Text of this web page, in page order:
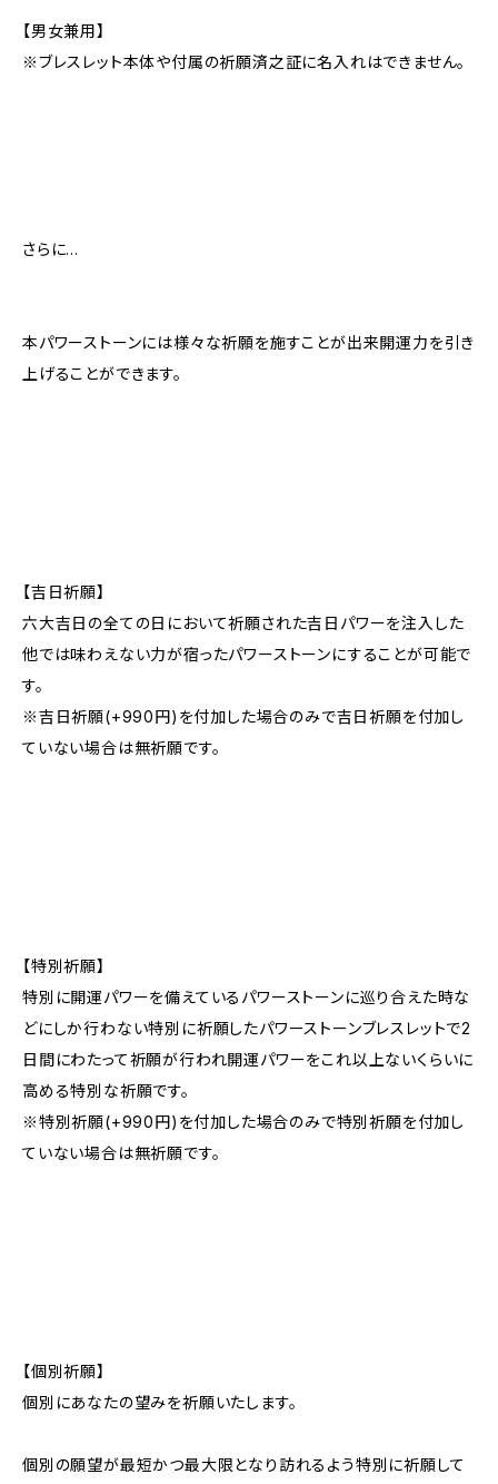
【男女兼用】
※ブレスレット本体や付属の祈願済之証に名入れはできません。
さらに…
本パワーストーンには様々な祈願を施すことが出来開運力を引き
上げることができます。
【吉日祈願】
六大吉日の全ての日において祈願された吉日パワーを注入した
他では味わえない力が宿ったパワーストーンにすることが可能で
す。
※吉日祈願(+990円)を付加した場合のみで吉日祈願を付加し
ていない場合は無祈願です。
【特別祈願】
特別に開運パワーを備えているパワーストーンに巡り合えた時な
どにしか行わない特別に祈願したパワーストーンブレスレットで2
日間にわたって祈願が行われ開運パワーをこれ以上ないくらいに
高める特別な祈願です。
※特別祈願(+990円)を付加した場合のみで特別祈願を付加し
ていない場合は無祈願です。
【個別祈願】
個別にあなたの望みを祈願いたします。
個別の願望が最短かつ最大限となり訪れるよう特別に祈願して